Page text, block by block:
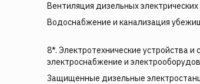
Вентиляция дизельных
Водоснабжение и канализация
8*. Электротехнические устройства и
электроснабжение и
Защищенные дизельные